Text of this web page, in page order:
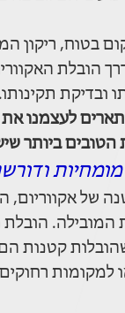
בטוח, ריקון
הובלת
ובדיקת תקינותו.
לעצמנו
ביותר
של אקווריום,
המובילה.
קטנות